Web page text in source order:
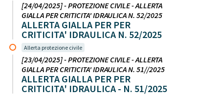
[24/04/2025] - PROTEZIONE CIVILE - ALLERTA
GIALLA PER CRITICITA' IDRAULICA N. 52/2025
ALLERTA GIALLA PER PER
CRITICITA' IDRAULICA N. 52/2025
Allerta protezione civile
[23/04/2025] - PROTEZIONE CIVILE - ALLERTA
GIALLA PER CRITICITA' IDRAULICA N. 51//2025
ALLERTA GIALLA PER PER
CRITICITA' IDRAULICA - N. 51/2025